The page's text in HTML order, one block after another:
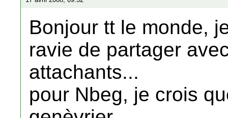
Bonjour tt le monde,
ravie de partager
attachants...
pour Nbeg, je crois